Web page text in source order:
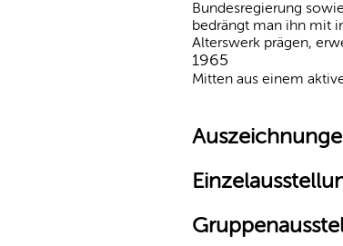
Bundesregierung
bedrängt man ihn mit
Alterswerk prägen,
1965
Mitten aus einem